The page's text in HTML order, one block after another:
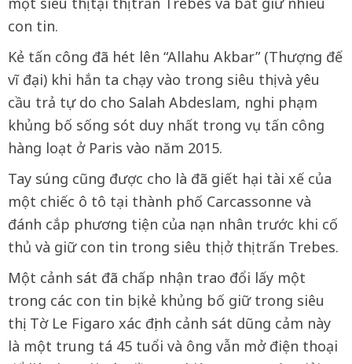
con tin.
Kẻ tấn công đã hét lên “Allahu Akbar” (Thượng đế
vĩ đại) khi hắn ta chạy vào trong siêu thị và yêu
cầu trả tự do cho Salah Abdeslam, nghi phạm
khủng bố sống sót duy nhất trong vụ tấn công
hàng loạt ở Paris vào năm 2015.
Tay súng cũng được cho là đã giết hại tài xế của
một chiếc ô tô tại thành phố Carcassonne và
đánh cắp phương tiện của nạn nhân trước khi cố
thủ và giữ con tin trong siêu thị ở thị trấn Trebes.
Một cảnh sát đã chấp nhận trao đổi lấy một
trong các con tin bị kẻ khủng bố giữ trong siêu
thị. Tờ Le Figaro xác định cảnh sát dũng cảm này
là một trung tá 45 tuổi và ông vẫn mở điện thoại